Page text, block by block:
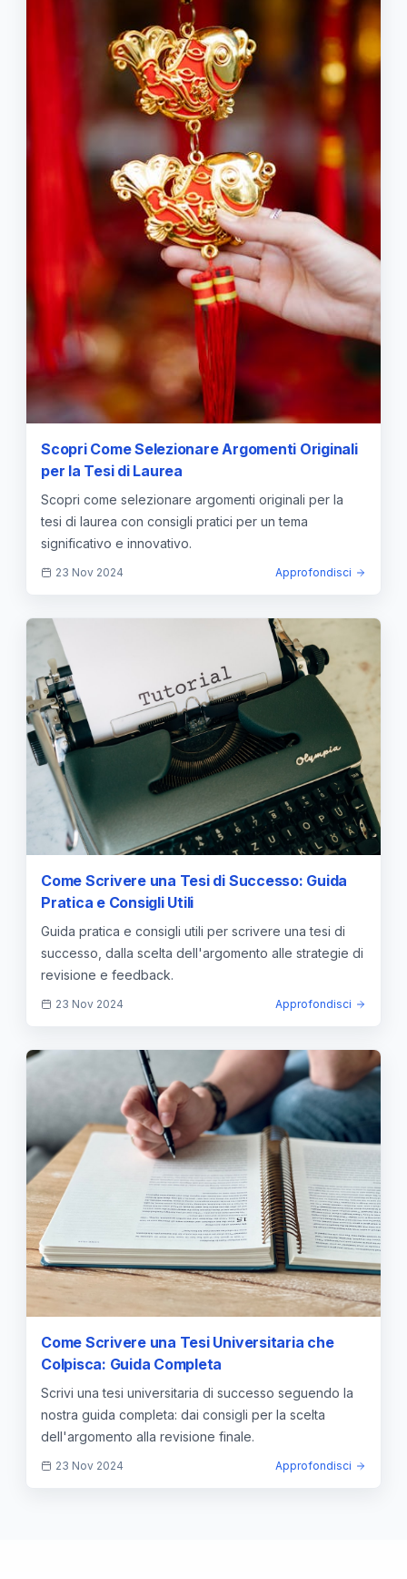
Scopri Come Selezionare Argomenti Originali
per la Tesi di Laurea
Scopri come selezionare argomenti originali per la
tesi di laurea con consigli pratici per un tema
significativo e innovativo.
23 Nov 2024 Approfondisci
Come Scrivere una Tesi di Successo: Guida
Pratica e Consigli Utili
Guida pratica e consigli utili per scrivere una tesi di
successo, dalla scelta dell'argomento alle strategie di
revisione e feedback.
23 Nov 2024 Approfondisci
Come Scrivere una Tesi Universitaria che
Colpisca: Guida Completa
Scrivi una tesi universitaria di successo seguendo la
nostra guida completa: dai consigli per la scelta
dell'argomento alla revisione finale.
23 Nov 2024 Approfondisci